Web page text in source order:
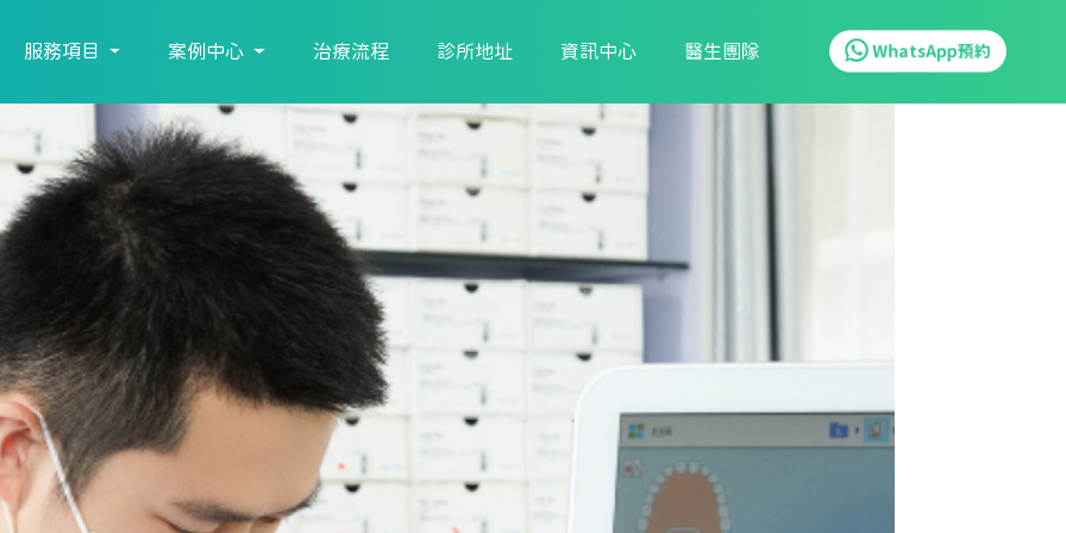
服務項目 案例中心 治療流程 診所地址 資訊中心 醫生團隊 WhatsApp預約